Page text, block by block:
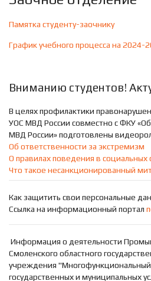
Памятка студенту-заочнику
График учебного процесса на 2024-
Вниманию студентов!
В целях профилактики
УОС МВД России совместно с ФКУ
МВД России» подготовлены
Об ответственности за экстремизм
О правилах поведения в социальных
Что такое несанкционированный
Как защитить свои персональные
Ссылка на информационный портал
Информация о деятельности
Смоленского областного
учреждения
государственных и муниципальных